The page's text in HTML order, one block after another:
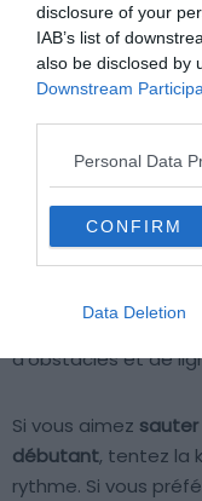
disclosure of your
IAB’s list of
also be disclosed by
Downstream
Personal Data
CONFIRM
Data Deletion
Pourquoi nous
Flachauwinkl en
haut lieu de
journée sur les
Pour en savoir plus :
Flachauwinkl, près
C’est là que vous
des Alpes, l’Absolut
d’obstacles et de
Si vous aimez
débutant, tentez la
rythme. Si vous